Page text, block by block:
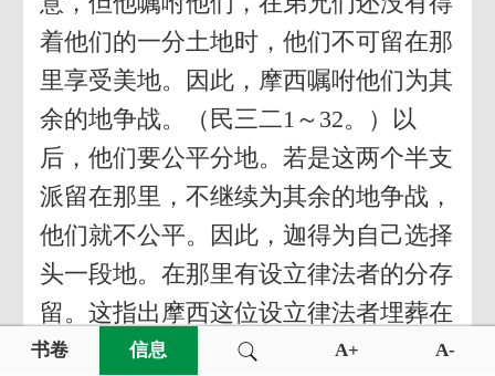
着他们的一分土地时，他们不可留在那
里享受美地。因此，摩西嘱咐他们为其
余的地争战。（民三二1～32。）以
后，他们要公平分地。若是这两个半支
派留在那里，不继续为其余的地争战，
他们就不公平。因此，迦得为自己选择
头一段地。在那里有设立律法者的分存
留。这指出摩西这位设立律法者埋葬在
那里。（申三二48～52，三四1～6
书卷 信息 A+ A-